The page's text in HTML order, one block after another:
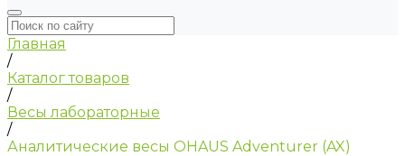
Главная
/
Каталог товаров
/
Весы лабораторные
/
Аналитические весы OHAUS Adventurer (AX)